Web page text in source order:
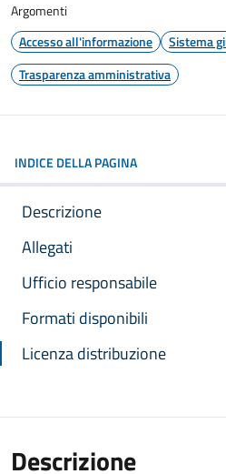
Argomenti
Accesso all'informazione
Sistema
Trasparenza amministrativa
INDICE DELLA PAGINA
Descrizione
Allegati
Ufficio responsabile
Formati disponibili
Licenza distribuzione
Descrizione